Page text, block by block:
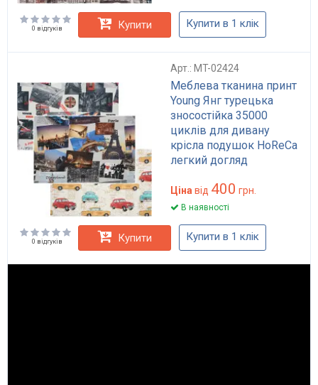
0 відгуків Купити Купити в 1 клік
Арт.: MT-02424
Меблева тканина принт
Young Янг турецька
зносостійка 35000
циклів для дивану
крісла подушок HoReCa
легкий догляд
Ціна від 400 грн.
В наявності
0 відгуків Купити Купити в 1 клік